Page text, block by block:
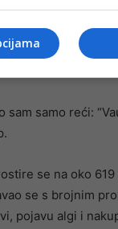
na saveznom
poručio da će
samo reći:
se na oko 619
se s brojnim
pojavu algi i